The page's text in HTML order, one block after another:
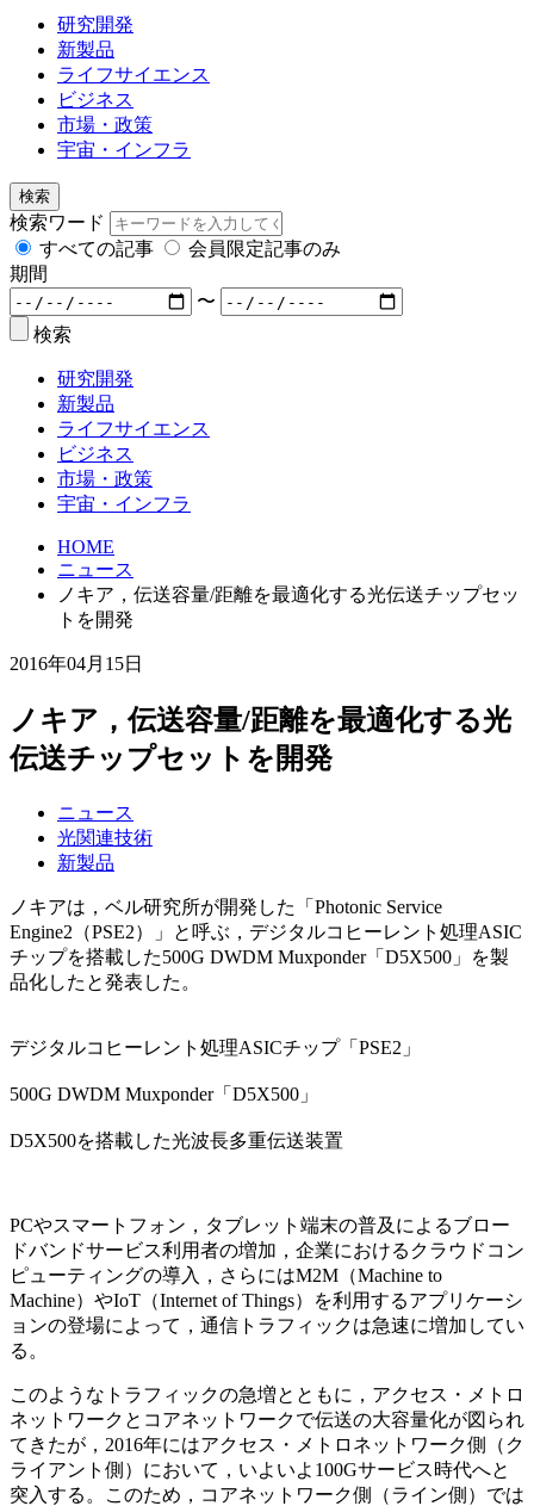
研究開発
新製品
ライフサイエンス
ビジネス
市場・政策
宇宙・インフラ
検索
検索ワード
すべての記事
会員限定記事のみ
期間
〜
検索
研究開発
新製品
ライフサイエンス
ビジネス
市場・政策
宇宙・インフラ
HOME
ニュース
ノキア，伝送容量/距離を最適化する光伝送チップセッ
トを開発
2016年04月15日
ノキア，伝送容量/距離を最適化する光
伝送チップセットを開発
ニュース
光関連技術
新製品
ノキアは，ベル研究所が開発した「Photonic Service
Engine2（PSE2）」と呼ぶ，デジタルコヒーレント処理ASIC
チップを搭載した500G DWDM Muxponder「D5X500」を製
品化したと発表した。
デジタルコヒーレント処理ASICチップ「PSE2」
500G DWDM Muxponder「D5X500」
D5X500を搭載した光波長多重伝送装置
PCやスマートフォン，タブレット端末の普及によるブロー
ドバンドサービス利用者の増加，企業におけるクラウドコン
ピューティングの導入，さらにはM2M（Machine to
Machine）やIoT（Internet of Things）を利用するアプリケーシ
ョンの登場によって，通信トラフィックは急速に増加してい
る。
このようなトラフィックの急増とともに，アクセス・メトロ
ネットワークとコアネットワークで伝送の大容量化が図られ
てきたが，2016年にはアクセス・メトロネットワーク側（ク
ライアント側）において，いよいよ100Gサービス時代へと
突入する。このため，コアネットワーク側（ライン側）では